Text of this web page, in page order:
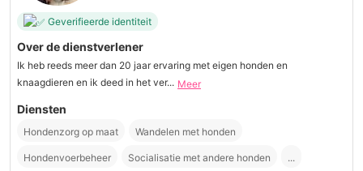
Geverifieerde identiteit
Over de dienstverlener
Ik heb reeds meer dan 20 jaar ervaring met eigen honden en
knaagdieren en ik deed in het ver... Meer
Diensten
Hondenzorg op maat Wandelen met honden
Hondenvoerbeheer Socialisatie met andere honden ...